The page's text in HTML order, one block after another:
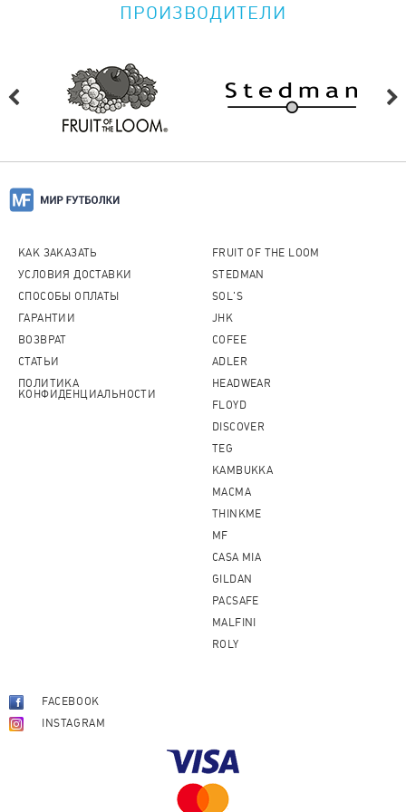
ПРОИЗВОДИТЕЛИ
КАК ЗАКАЗАТЬ
УСЛОВИЯ ДОСТАВКИ
СПОСОБЫ ОПЛАТЫ
ГАРАНТИИ
ВОЗВРАТ
СТАТЬИ
ПОЛИТИКА
КОНФИДЕНЦИАЛЬНОСТИ
FRUIT OF THE LOOM
STEDMAN
SOL'S
JHK
COFEE
ADLER
HEADWEAR
FLOYD
DISCOVER
TEG
KAMBUKKA
MACMA
THINKME
MF
CASA MIA
GILDAN
PACSAFE
MALFINI
ROLY
FACEBOOK
INSTAGRAM